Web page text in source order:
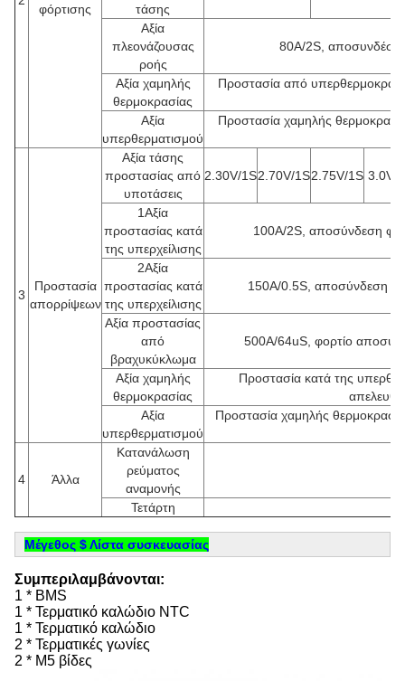
φόρτισης
τάσης
Αξία
πλεονάζουσας
ροής
80A/2S,
Αξία χαμηλής
θερμοκρασίας
Προστασία από
Αξία
υπερθερματισμού
Προστασία χαμηλής
3
Προστασία
απορρίψεων
Αξία τάσης
προστασίας από
υποτάσεις
2.30V/1S2.70V/1S2.75V/1S 3.0V/
1Αξία
προστασίας κατά
της υπερχείλισης
100A/2S, αποσύνδεση
2Αξία
προστασίας κατά
της υπερχείλισης
150A/0.5S, αποσύνδεση
Αξία προστασίας
από
βραχυκύκλωμα
500A/64uS, φορτίο
Αξία χαμηλής
θερμοκρασίας
Προστασία κατά της
Αξία
υπερθερματισμού
Προστασία χαμηλής
4 Άλλα
Κατανάλωση
ρεύματος
αναμονής
Τετάρτη
Μέγεθος $ Λίστα συσκευασίας
Συμπεριλαμβάνονται:
1 * BMS
1 * Τερματικό καλώδιο NTC
1 * Τερματικό καλώδιο
2 * Τερματικές γωνίες
2 * M5 βίδες